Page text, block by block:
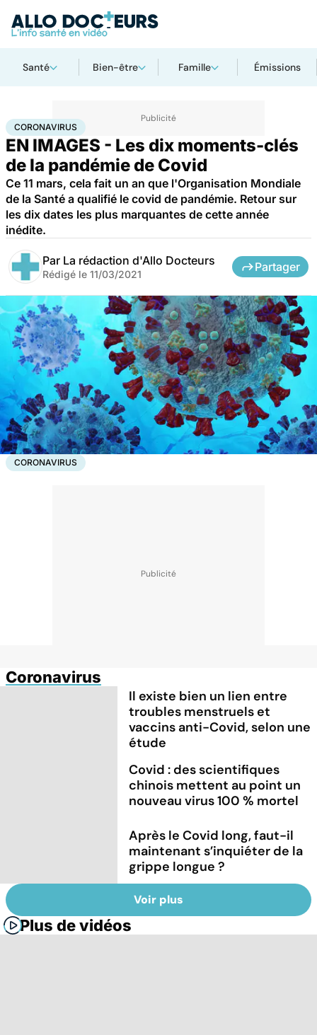
Santé Bien-être Famille Émissions
AccueilSantéCoronavirus
CORONAVIRUS
EN IMAGES - Les dix moments-clés
de la pandémie de Covid
Ce 11 mars, cela fait un an que l'Organisation Mondiale
de la Santé a qualifié le covid de pandémie. Retour sur
les dix dates les plus marquantes de cette année
inédite.
Par La rédaction d'Allo Docteurs
Rédigé le 11/03/2021
Partager
CORONAVIRUS
Coronavirus
Il existe bien un lien entre
troubles menstruels et
vaccins anti-Covid, selon une
étude
Covid : des scientifiques
chinois mettent au point un
nouveau virus 100 % mortel
Après le Covid long, faut-il
maintenant s’inquiéter de la
grippe longue ?
Voir plus
Plus de vidéos